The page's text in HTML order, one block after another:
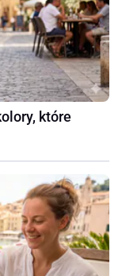
które